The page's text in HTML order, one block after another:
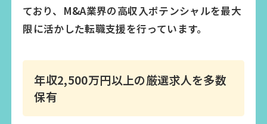
ており、M&A業界の高収入ポテンシャルを最大
限に活かした転職支援を行っています。
年収2,500万円以上の厳選求人を多数
保有